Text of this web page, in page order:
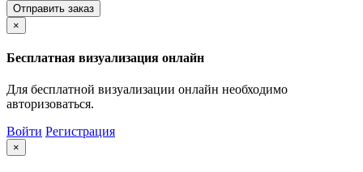
Отправить заказ
×
Бесплатная визуализация онлайн
Для бесплатной визуализации онлайн необходимо
авторизоваться.
Войти Регистрация
×